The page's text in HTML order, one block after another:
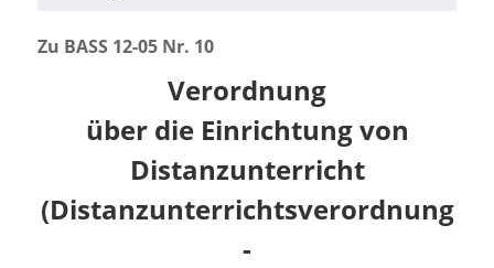
Zu BASS 12-05 Nr. 10
Verordnung
über die Einrichtung von
Distanzunterricht
(Distanzunterrichtsverordnung
-